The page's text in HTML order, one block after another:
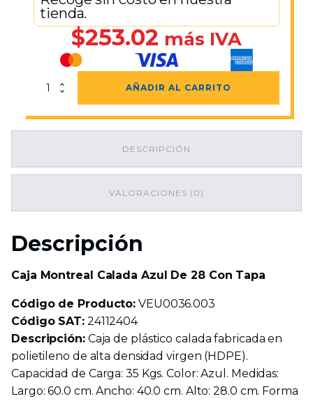
tienda.
$253.02 más IVA
Caja
Montreal
Azul
Tapa
AÑADIR AL CARRITO
DESCRIPCIÓN
VALORACIONES (0)
Descripción
Caja Montreal Calada Azul De 28 Con Tapa
Código de Producto: VEU0036.003
Código SAT:24112404
Descripción:Caja de plástico calada fabricada en
polietileno de alta densidad virgen (HDPE).
Capacidad de Carga: 35 Kgs. Color: Azul. Medidas:
Largo: 60.0 cm. Ancho: 40.0 cm. Alto: 28.0 cm. Forma